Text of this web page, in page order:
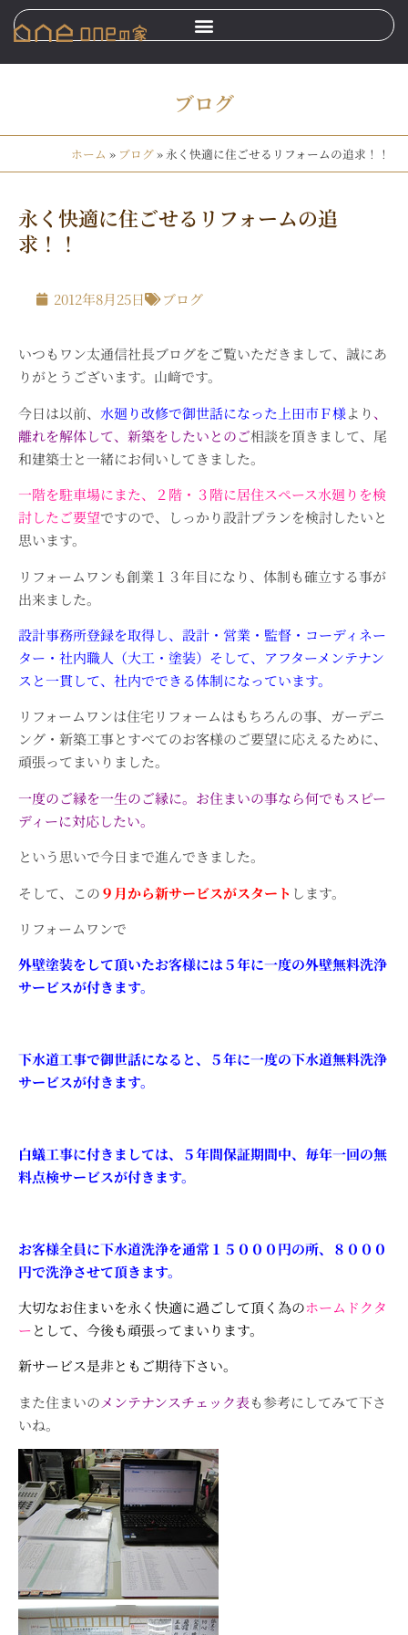
ブログ
ホーム » ブログ»永く快適に住ごせるリフォームの追求！！
永く快適に住ごせるリフォームの追
求！！
2012年8月25日 ブログ
いつもワン太通信社長ブログをご覧いただきまして、誠にあ
りがとうございます。山﨑です。
今日は以前、 水廻り改修で御世話になった上田市Ｆ様より、
離れを解体して、新築をしたいとのご相談を頂きまして、尾
和建築士と一緒にお伺いしてきました。
一階を駐車場にまた、２階・３階に居住スペース水廻りを検
討したご要望ですので、しっかり設計プランを検討したいと
思います。
リフォームワンも創業１３年目になり、体制も確立する事が
出来ました。
設計事務所登録を取得し、設計・営業・監督・コーディネー
ター・社内職人（大工・塗装）そして、アフターメンテナン
スと一貫して、社内でできる体制になっています。
リフォームワンは住宅リフォームはもちろんの事、ガーデニ
ング・新築工事とすべてのお客様のご要望に応えるために、
頑張ってまいりました。
一度のご縁を一生のご縁に。お住まいの事なら何でもスピー
ディーに対応したい。
という思いで今日まで進んできました。
そして、この９月から新サービスがスタート します。
リフォームワンで
外壁塗装をして頂いたお客様には５年に一度の外壁無料洗浄
サービスが付きます。
下水道工事で御世話になると、５年に一度の下水道無料洗浄
サービスが付きます。
白蟻工事に付きましては、５年間保証期間中、毎年一回の無
料点検サービスが付きます。
お客様全員に下水道洗浄を通常１５０００円の所、８０００
円で洗浄させて頂きます。
大切なお住まいを永く快適に過ごして頂く為のホームドクタ
ーとして、今後も頑張ってまいります。
新サービス是非ともご期待下さい。
また住まいのメンテナンスチェック表も参考にしてみて下さ
いね。